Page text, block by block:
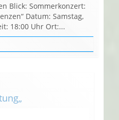
Blick: Sommerkonzert:
Datum: Samstag,
18:00 Uhr Ort:...